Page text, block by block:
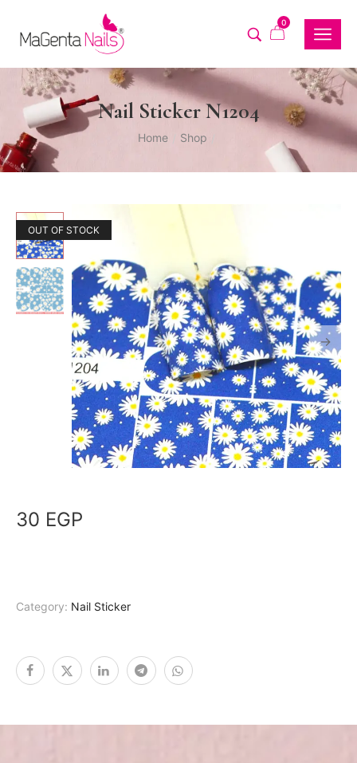
0
Nail Sticker N1204
Home Shop
OUT OF STOCK
30 EGP
Category: Nail Sticker